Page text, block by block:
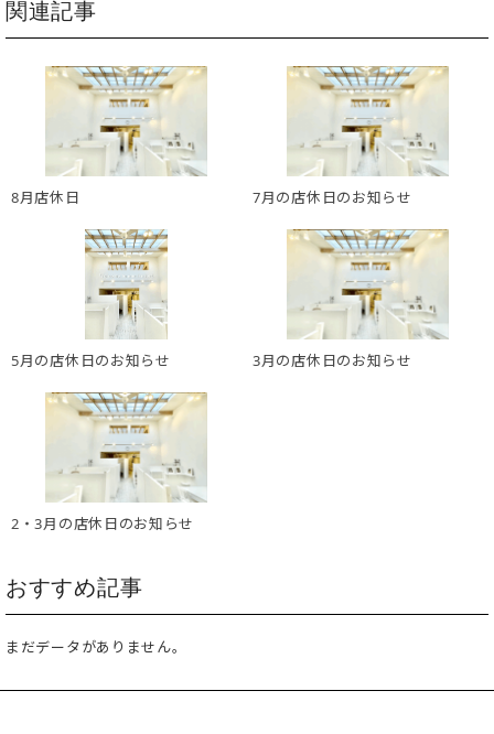
関連記事
8月店休日 7月の店休日のお知らせ
5月の店休日のお知らせ 3月の店休日のお知らせ
2・3月の店休日のお知らせ
おすすめ記事
まだデータがありません。